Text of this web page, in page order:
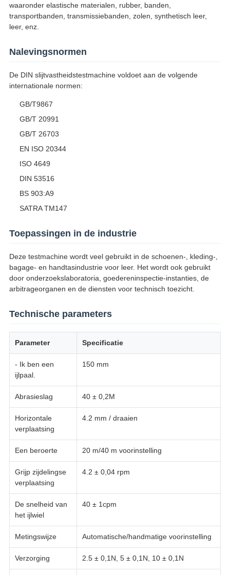
waaronder elastische materialen, rubber, banden,
transportbanden, transmissiebanden, zolen, synthetisch leer,
leer, enz.
Nalevingsnormen
De DIN slijtvastheidstestmachine voldoet aan de volgende
internationale normen:
GB/T9867
GB/T 20991
GB/T 26703
EN ISO 20344
ISO 4649
DIN 53516
BS 903:A9
SATRA TM147
Toepassingen in de industrie
Deze testmachine wordt veel gebruikt in de schoenen-, kleding-,
bagage- en handtasindustrie voor leer. Het wordt ook gebruikt
door onderzoekslaboratoria, goedereninspectie-instanties, de
arbitrageorganen en de diensten voor technisch toezicht.
Technische parameters
Parameter Specificatie
- Ik ben een
ijlpaal.
150 mm
Abrasieslag 40 ± 0,2M
Horizontale
verplaatsing
4.2 mm / draaien
Een beroerte 20 m/40 m voorinstelling
Grijp zijdelingse
verplaatsing
4.2 ± 0,04 rpm
De snelheid van
het ijlwiel
40 ± 1cpm
Metingswijze Automatische/handmatige voorinstelling
Verzorging 2.5 ± 0,1N, 5 ± 0,1N, 10 ± 0,1N